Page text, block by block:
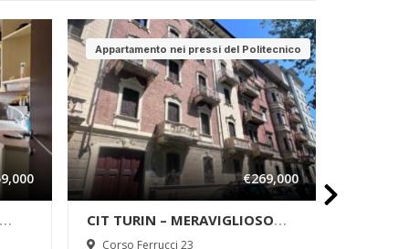
Appartamento nei pressi del Politecnico
€269,000
CIT TURIN – MERAVIGLIOSO
PENTALOCALE IN STABILE
Corso Ferrucci 23